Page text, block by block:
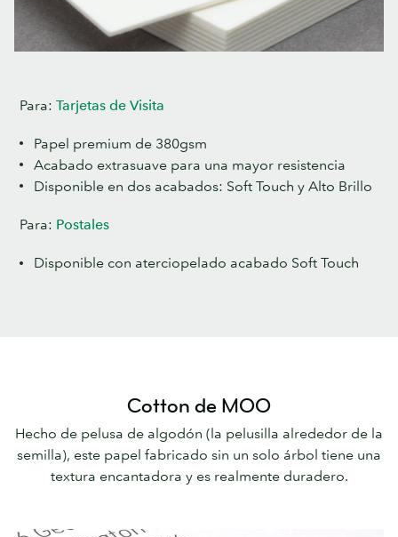
Para: Tarjetas de Visita
Papel premium de 380gsm
Acabado extrasuave para una mayor resistencia
Disponible en dos acabados: Soft Touch y Alto Brillo
Para: Postales
Disponible con aterciopelado acabado Soft Touch
Cotton de MOO
Hecho de pelusa de algodón (la pelusilla alrededor de la
semilla), este papel fabricado sin un solo árbol tiene una
textura encantadora y es realmente duradero.